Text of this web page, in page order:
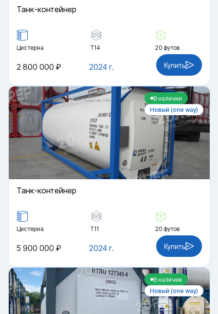
Танк-контейнер
Цистерна Т14 20 футов
2024 г.
2 800 000 ₽ Купить
В наличии
Новый (one way)
Танк-контейнер
Цистерна Т11 20 футов
2024 г.
5 900 000 ₽ Купить
В наличии
Новый (one way)